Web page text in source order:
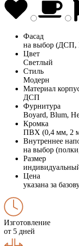
Фасад
на выбор
Цвет
Светлый
Стиль
Модерн
Материал
ДСП
Фурнитура
Boyard, Blum,
Кромка
ПВХ (0,4 мм, 2
Внутреннее
на выбор
Размер
Цена
указана за
Изготовление
от 5 дней